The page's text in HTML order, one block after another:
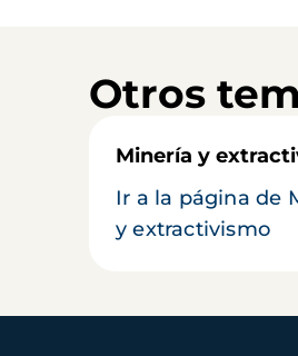
Otros
Minería y
Ir a la página de
y extractivismo